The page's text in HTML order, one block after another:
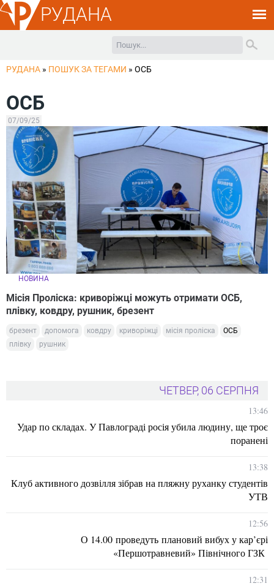
РУДАНА
РУДАНА » ПОШУК ЗА ТЕГАМИ » ОСБ
ОСБ
07/09/25
НОВИНА
Місія Проліска: криворіжці можуть отримати ОСБ,
плівку, ковдру, рушник, брезент
брезент допомога ковдру криворіжці місія проліска
ОСБ
плівку
рушник
ЧЕТВЕР, 06 СЕРПНЯ
13:46
Удар по складах. У Павлограді росія убила людину, ще троє
поранені
13:38
Клуб активного дозвілля зібрав на пляжну руханку студентів
УТВ
12:56
О 14.00 проведуть плановий вибух у кар’єрі
«Першотравневий» Північного ГЗК
12:31